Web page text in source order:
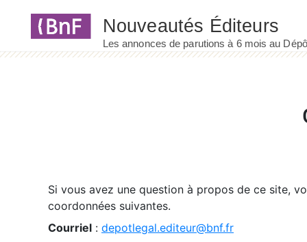
Si vous avez une question à propos de ce site,
coordonnées suivantes.
Courriel : depotlegal.editeur@bnf.fr